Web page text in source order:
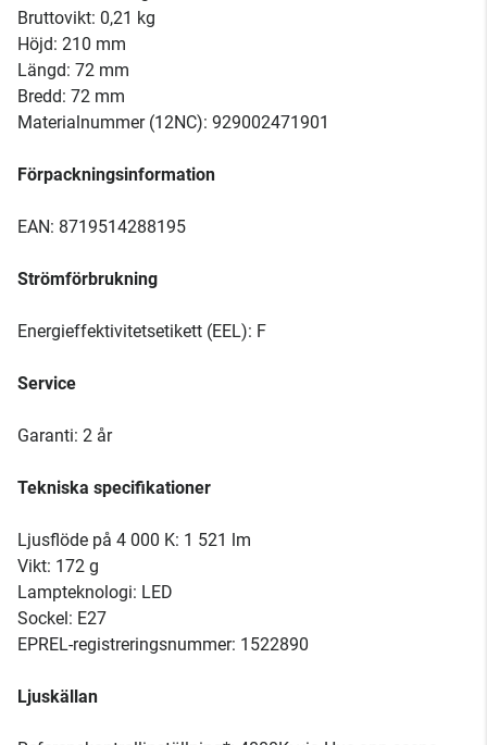
Bruttovikt: 0,21 kg
Höjd: 210 mm
Längd: 72 mm
Bredd: 72 mm
Materialnummer (12NC): 929002471901
Förpackningsinformation
EAN: 8719514288195
Strömförbrukning
Energieffektivitetsetikett (EEL): F
Service
Garanti: 2 år
Tekniska specifikationer
Ljusflöde på 4 000 K: 1 521 lm
Vikt: 172 g
Lampteknologi: LED
Sockel: E27
EPREL-registreringsnummer: 1522890
Ljuskällan